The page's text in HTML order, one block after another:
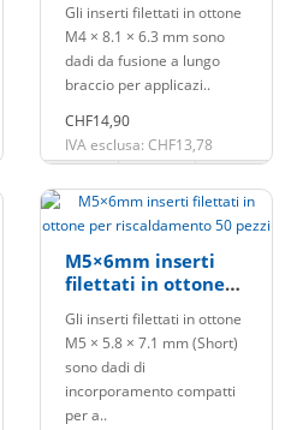
Gli inserti filettati in ottone
M4 × 8.1 × 6.3 mm sono
dadi da fusione a lungo
braccio per applicazi..
CHF14,90
IVA esclusa: CHF13,78
M5×6mm inserti
filettati in ottone
50 pezzi
Gli inserti filettati in ottone
M5 × 5.8 × 7.1 mm (Short)
sono dadi di
incorporamento compatti
per a..